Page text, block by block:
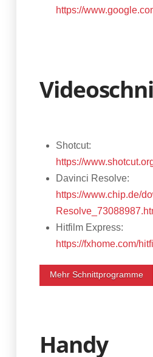
https://
Shotcut:
https://
Davinci Resolve:
https://www.chip.de/
Hitfilm Express:
https://fxhome.com/
Mehr Schnittprogramme
Handy